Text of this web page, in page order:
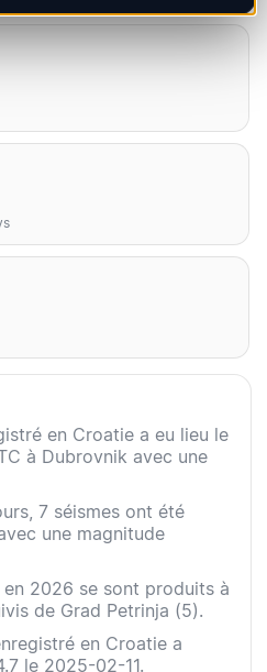
en Croatie a eu lieu le
à Dubrovnik avec une
7 séismes ont été
une magnitude
2026 se sont produits à
de Grad Petrinja (5).
en Croatie a
le 2025-02-11.